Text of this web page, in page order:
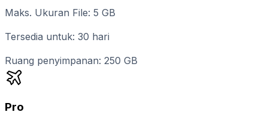
Maks. Ukuran File: 5 GB
Tersedia untuk: 30 hari
Ruang penyimpanan: 250 GB
Pro